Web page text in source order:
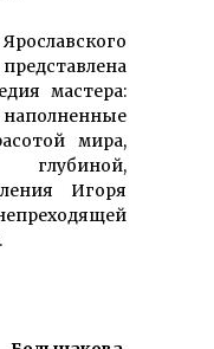
мастера:
мира,
Игоря